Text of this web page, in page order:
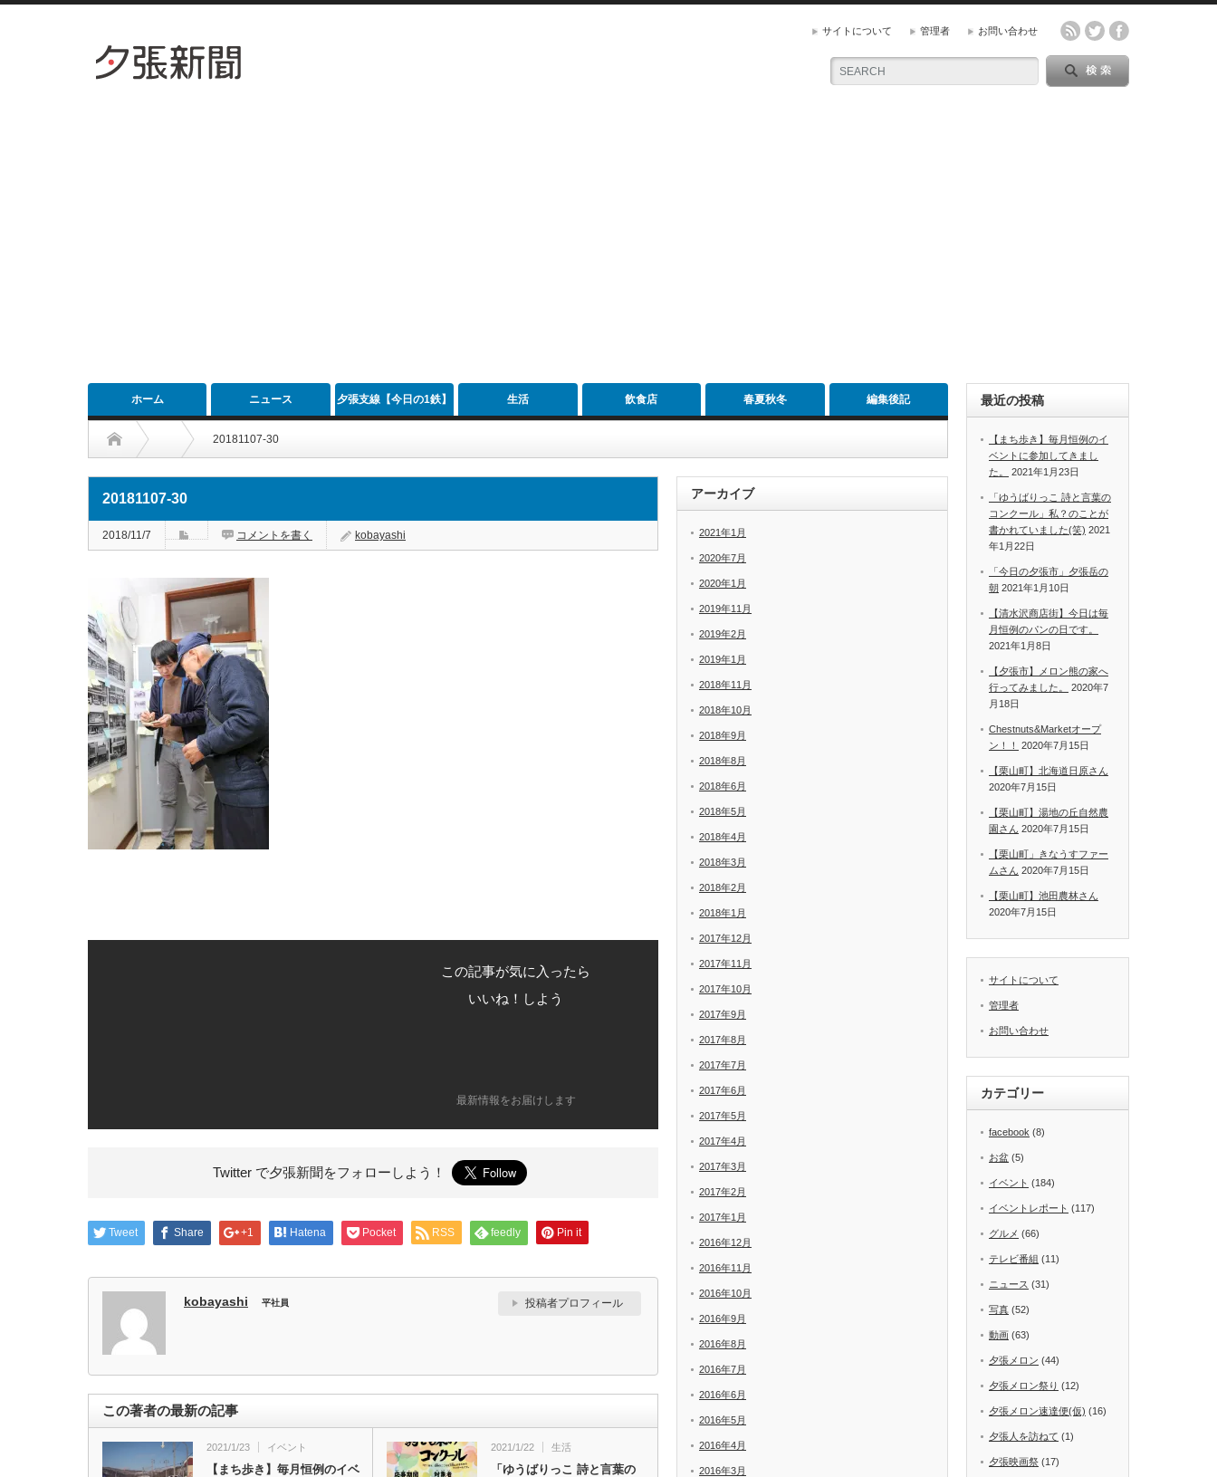
サイトについて 管理者 お問い合わせ
ホーム ニュース 夕張支線【今日の1鉄】 生活 飲食店 春夏秋冬 編集後記
20181107-30
20181107-30
2018/11/7 コメントを書く kobayashi
この記事が気に入ったら
いいね！しよう
最新情報をお届けします
Twitter で夕張新聞をフォローしよう！
Tweet Share +1 Hatena Pocket RSS feedly Pin it
kobayashi 平社員 投稿者プロフィール
この著者の最新の記事
2021/1/23 イベント
【まち歩き】毎月恒例のイベ
2021/1/22 生活
「ゆうばりっこ 詩と言葉の
アーカイブ
2021年1月
2020年7月
2020年1月
2019年11月
2019年2月
2019年1月
2018年11月
2018年10月
2018年9月
2018年8月
2018年6月
2018年5月
2018年4月
2018年3月
2018年2月
2018年1月
2017年12月
2017年11月
2017年10月
2017年9月
2017年8月
2017年7月
2017年6月
2017年5月
2017年4月
2017年3月
2017年2月
2017年1月
2016年12月
2016年11月
2016年10月
2016年9月
2016年8月
2016年7月
2016年6月
2016年5月
2016年4月
2016年3月
最近の投稿
【まち歩き】毎月恒例のイ
ベントに参加してきまし
た。
2021年1月23日
「ゆうばりっこ 詩と言葉の
コンクール」私？のことが
書かれていました(笑) 2021
年1月22日
「今日の夕張市」夕張岳の
朝 2021年1月10日
【清水沢商店街】今日は毎
月恒例のパンの日です。
2021年1月8日
【夕張市】メロン熊の家へ
行ってみました。
2020年7
月18日
Chestnuts&Marketオープ
ン！！
2020年7月15日
【栗山町】北海道日原さん
2020年7月15日
【栗山町】湯地の丘自然農
園さん 2020年7月15日
【栗山町」きなうすファー
ムさん 2020年7月15日
【栗山町】池田農林さん
2020年7月15日
サイトについて
管理者
お問い合わせ
カテゴリー
facebook (8)
お盆 (5)
イベント (184)
イベントレポート (117)
グルメ (66)
テレビ番組 (11)
ニュース (31)
写真 (52)
動画 (63)
夕張メロン (44)
夕張メロン祭り (12)
夕張メロン速達便(仮) (16)
夕張人を訪ねて (1)
夕張映画祭 (17)